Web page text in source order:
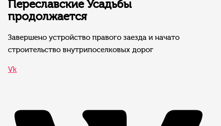
Переславские Усадьбы
продолжается
Завершено устройство правого заезда и начато
строительство внутрипоселковых дорог
Vk